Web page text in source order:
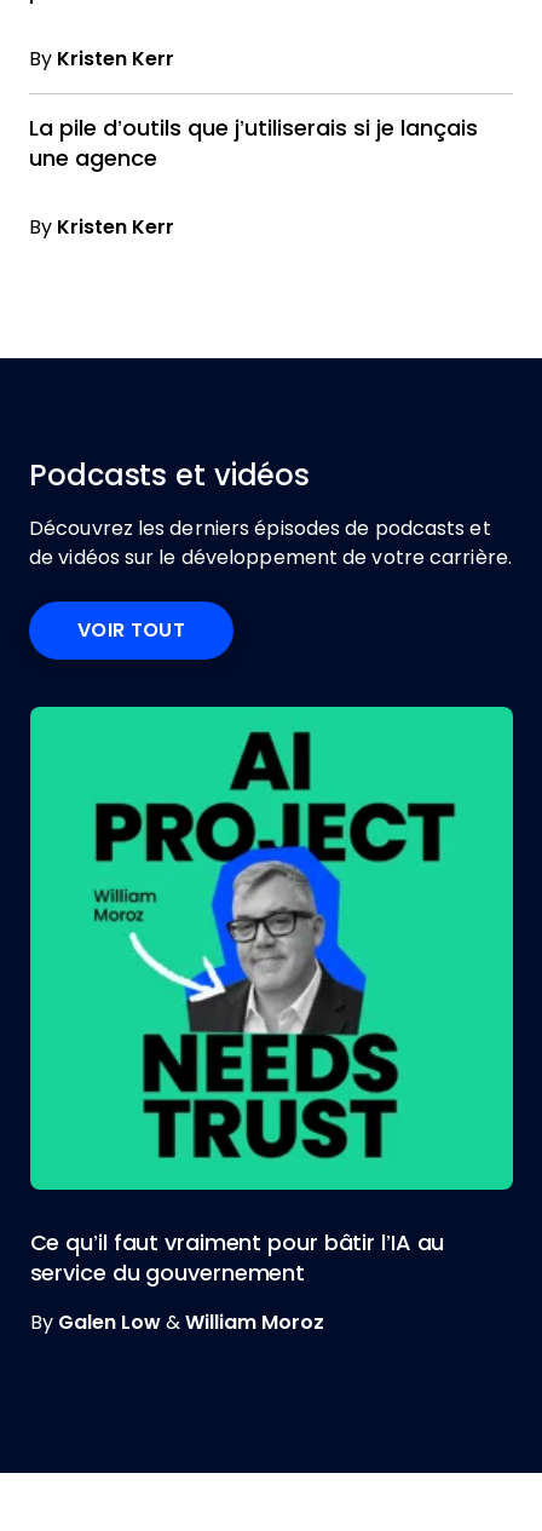
By Kristen Kerr
La pile d’outils que j’utiliserais si je lançais
une agence
By Kristen Kerr
Podcasts et vidéos
Découvrez les derniers épisodes de podcasts et
de vidéos sur le développement de votre carrière.
VOIR TOUT
Ce qu’il faut vraiment pour bâtir l’IA au
service du gouvernement
By Galen Low& William Moroz